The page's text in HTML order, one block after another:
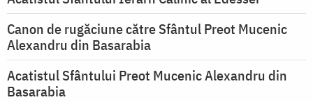
Canon de rugăciune către Sfântul Preot Mucenic
Alexandru din Basarabia
Acatistul Sfântului Preot Mucenic Alexandru din
Basarabia